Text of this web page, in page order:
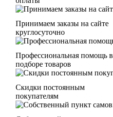
Принимаем заказы на сайте
круглосуточно
Профессиональная помощь в
подборе товаров
Скидки постоянным
покупателям